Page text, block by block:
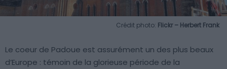
Crédit photo: Flickr – Herbert Frank
Le coeur de Padoue est assurément un des plus beaux
d’Europe : témoin de la glorieuse période de la